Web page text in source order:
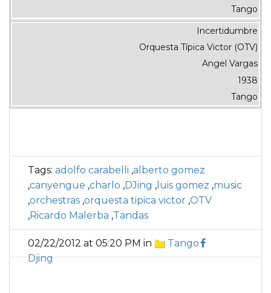
Tango
Incertidumbre
Orquesta Típica Victor (OTV)
Angel Vargas
1938
Tango
Tags: adolfo carabelli ,alberto gomez
,canyengue ,charlo ,DJing , luis gomez ,music
,orchestras ,orquesta tipica victor ,OTV
,Ricardo Malerba ,Tandas
02/22/2012 at 05:20 PM in
Tango
Djing